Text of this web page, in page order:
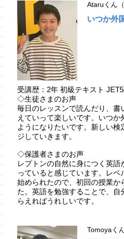
Ataruくん
いつか外
受講歴：2年 初級テキスト
◇生徒さまのお声
毎日のレッスンで読んだり、書
えていって楽しいです。いつか
ようになりたいです。新しい検
ジしていきます。
◇保護者さまのお声
レプトンの自然に身につく英語
っていると感じています。レベ
始められたので、初回の授業か
た。英語を勉強することで、自
らえればうれしいです。
Tomoyaく